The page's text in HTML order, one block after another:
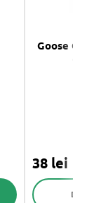
Goose
38 lei